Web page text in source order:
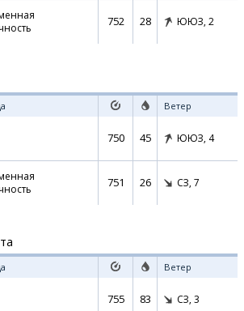
752 28 ЮЮЗ, 2
Ветер
750 45 ЮЮЗ, 4
751 26 СЗ, 7
Ветер
755 83 СЗ, 3